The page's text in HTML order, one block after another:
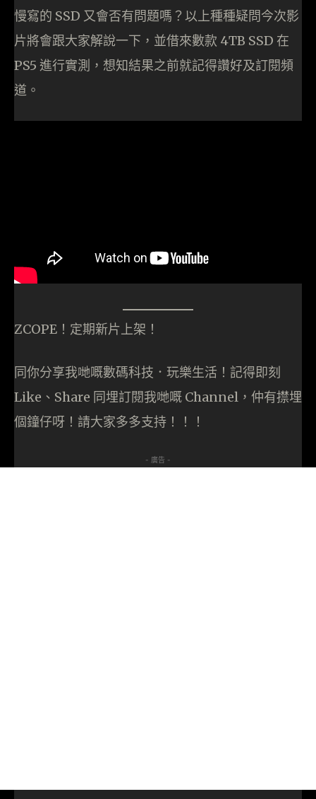
慢寫的 SSD 又會否有問題嗎？以上種種疑問今次影
片將會跟大家解說一下，並借來數款 4TB SSD 在
PS5 進行實測，想知結果之前就記得讚好及訂閱頻
道。
ZCOPE！定期新片上架！
同你分享我哋嘅數碼科技．玩樂生活！記得即刻
Like、Share 同埋訂閱我哋嘅 Channel，仲有㩒埋
個鐘仔呀！請大家多多支持！！！
- 廣告 -